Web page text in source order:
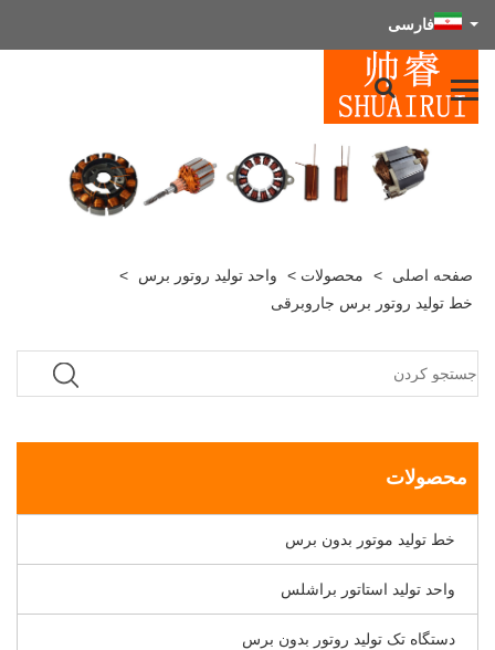
فارسی
صفحه اصلی > محصولات > واحد تولید روتور برس
>
خط تولید روتور برس جاروبرقی
محصولات
خط تولید موتور بدون برس
واحد تولید استاتور براشلس
دستگاه تک تولید روتور بدون برس